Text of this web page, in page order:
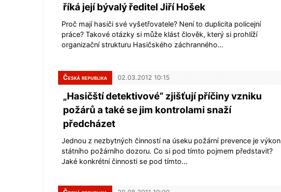
říká její bývalý ředitel Jiří Hošek
Proč mají hasiči své vyšetřovatele? Není to duplicita policejní
práce? Takové otázky si může klást člověk, který si prohlíží
organizační strukturu Hasičského záchranného…
Česká republika 02.03.2012 10:15
„Hasičští detektivové“ zjišťují příčiny vzniku
požárů a také se jim kontrolami snaží
předcházet
Jednou z nezbytných činností na úseku požární prevence je výkon
státního požárního dozoru. Co si pod tímto pojmem představit?
Jaké konkrétní činnosti se pod tímto…